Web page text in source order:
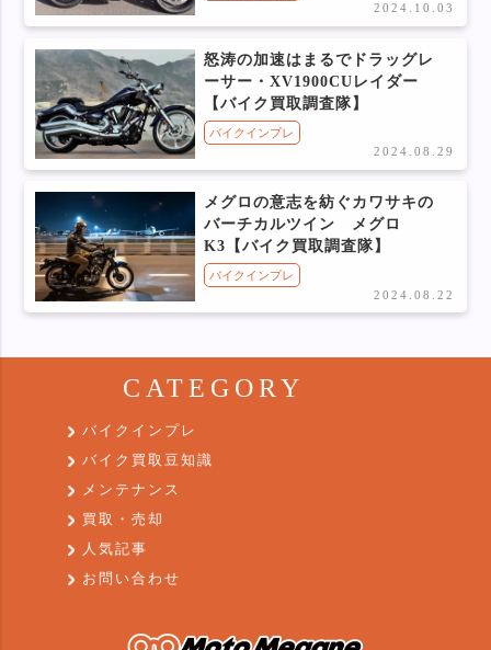
2024.10.03
怒涛の加速はまるでドラッグレ
ーサー・XV1900CUレイダー
【バイク買取調査隊】
バイクインプレ
2024.08.29
メグロの意志を紡ぐカワサキの
バーチカルツイン メグロ
K3【バイク買取調査隊】
バイクインプレ
2024.08.22
CATEGORY
バイクインプレ
バイク買取豆知識
メンテナンス
買取・売却
人気記事
お問い合わせ